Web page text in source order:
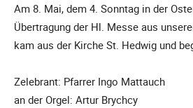
Am 8. Mai, dem 4. Sonntag in der
Übertragung der Hl. Messe aus
kam aus der Kirche St. Hedwig und
Zelebrant: Pfarrer Ingo Mattauch
an der Orgel: Artur Brychcy